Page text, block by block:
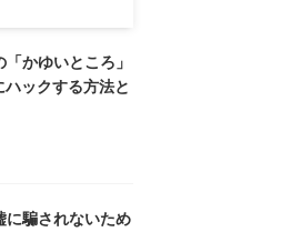
かゆいところ」
ハックする方法と
に騙されないため